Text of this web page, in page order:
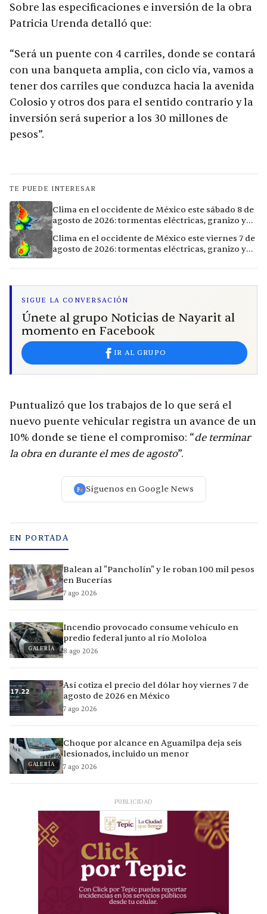
Sobre las especificaciones e inversión de la obra
Patricia Urenda detalló que:
“Será un puente con 4 carriles, donde se contará
con una banqueta amplia, con ciclo vía, vamos a
tener dos carriles que conduzca hacia la avenida
Colosio y otros dos para el sentido contrario y la
inversión será superior a los 30 millones de
pesos”.
TE PUEDE INTERESAR
Clima en el occidente de México este sábado 8 de
agosto de 2026: tormentas eléctricas, granizo y
Clima en el occidente de México este viernes 7 de
agosto de 2026: tormentas eléctricas, granizo y
SIGUE LA CONVERSACIÓN
Únete al grupo Noticias de Nayarit al
momento en Facebook
IR AL GRUPO
Puntualizó que los trabajos de lo que será el
nuevo puente vehicular registra un avance de un
10% donde se tiene el compromiso: “de terminar
la obra en durante el mes de agosto”.
Síguenos en Google News
EN PORTADA
Balean al "Pancholín" y le roban 100 mil pesos
en Bucerías
7 ago 2026
GALERÍA
Incendio provocado consume vehículo en
predio federal junto al río Mololoa
8 ago 2026
Así cotiza el precio del dólar hoy viernes 7 de
agosto de 2026 en México
7 ago 2026
GALERÍA
Choque por alcance en Aguamilpa deja seis
lesionados, incluido un menor
7 ago 2026
PUBLICIDAD